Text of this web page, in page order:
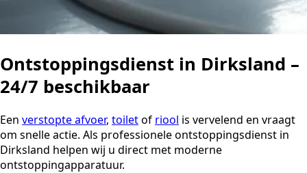
Ontstoppingsdienst in Dirksland –
24/7 beschikbaar
Een verstopte afvoer, toiletof riool is vervelend en vraagt
om snelle actie. Als professionele ontstoppingsdienst in
Dirksland helpen wij u direct met moderne
ontstoppingapparatuur.